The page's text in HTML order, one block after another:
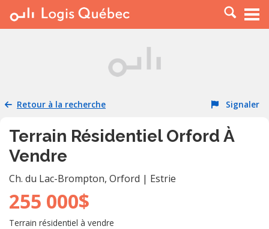
À LOUER
PLACER UNE ANNONCE
RESSOURCES
Retour à la recherche Signaler
Terrain Résidentiel Orford À
Vendre
Ch. du Lac-Brompton, Orford | Estrie
255 000$
Terrain résidentiel à vendre